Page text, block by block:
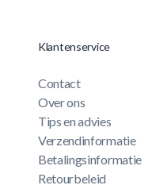
Klantenservice
Contact
Over ons
Tips en advies
Verzendinformatie
Betalingsinformatie
Retourbeleid